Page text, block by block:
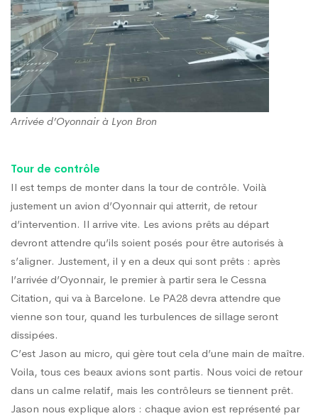
Arrivée d’Oyonnair à Lyon Bron
Tour de contrôle
Il est temps de monter dans la tour de contrôle. Voilà
justement un avion d’Oyonnair qui atterrit, de retour
d’intervention. Il arrive vite. Les avions prêts au départ
devront attendre qu’ils soient posés pour être autorisés à
s’aligner. Justement, il y en a deux qui sont prêts : après
l’arrivée d’Oyonnair, le premier à partir sera le Cessna
Citation, qui va à Barcelone. Le PA28 devra attendre que
vienne son tour, quand les turbulences de sillage seront
dissipées.
C’est Jason au micro, qui gère tout cela d’une main de maître.
Voila, tous ces beaux avions sont partis. Nous voici de retour
dans un calme relatif, mais les contrôleurs se tiennent prêt.
Jason nous explique alors : chaque avion est représenté par